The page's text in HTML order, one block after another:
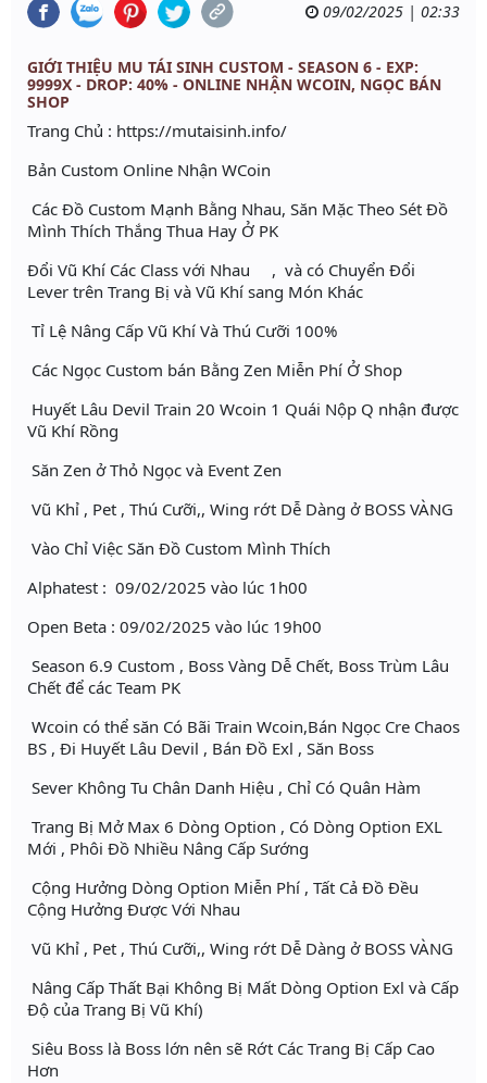
09/02/2025 | 02:33
GIỚI THIỆU MU TÁI SINH CUSTOM - SEASON 6 - EXP:
9999X - DROP: 40% - ONLINE NHẬN WCOIN, NGỌC BÁN
SHOP
Trang Chủ : https://mutaisinh.info/
Bản Custom Online Nhận WCoin
Các Đồ Custom Mạnh Bằng Nhau, Săn Mặc Theo Sét Đồ
Mình Thích Thắng Thua Hay Ở PK
Đổi Vũ Khí Các Class với Nhau , và có Chuyển Đổi
Lever trên Trang Bị và Vũ Khí sang Món Khác
Tỉ Lệ Nâng Cấp Vũ Khí Và Thú Cưỡi 100%
Các Ngọc Custom bán Bằng Zen Miễn Phí Ở Shop
Huyết Lâu Devil Train 20 Wcoin 1 Quái Nộp Q nhận được
Vũ Khí Rồng
Săn Zen ở Thỏ Ngọc và Event Zen
Vũ Khỉ , Pet , Thú Cưỡi,, Wing rớt Dễ Dàng ở BOSS VÀNG
Vào Chỉ Việc Săn Đồ Custom Mình Thích
Alphatest : 09/02/2025 vào lúc 1h00
Open Beta : 09/02/2025 vào lúc 19h00
Season 6.9 Custom , Boss Vàng Dễ Chết, Boss Trùm Lâu
Chết để các Team PK
Wcoin có thể săn Có Bãi Train Wcoin,Bán Ngọc Cre Chaos
BS , Đi Huyết Lâu Devil , Bán Đồ Exl , Săn Boss
Sever Không Tu Chân Danh Hiệu , Chỉ Có Quân Hàm
Trang Bị Mở Max 6 Dòng Option , Có Dòng Option EXL
Mới , Phôi Đồ Nhiều Nâng Cấp Sướng
Cộng Hưởng Dòng Option Miễn Phí , Tất Cả Đồ Đều
Cộng Hưởng Được Với Nhau
Vũ Khỉ , Pet , Thú Cưỡi,, Wing rớt Dễ Dàng ở BOSS VÀNG
Nâng Cấp Thất Bại Không Bị Mất Dòng Option Exl và Cấp
Độ của Trang Bị Vũ Khí)
Siêu Boss là Boss lớn nên sẽ Rớt Các Trang Bị Cấp Cao
Hơn